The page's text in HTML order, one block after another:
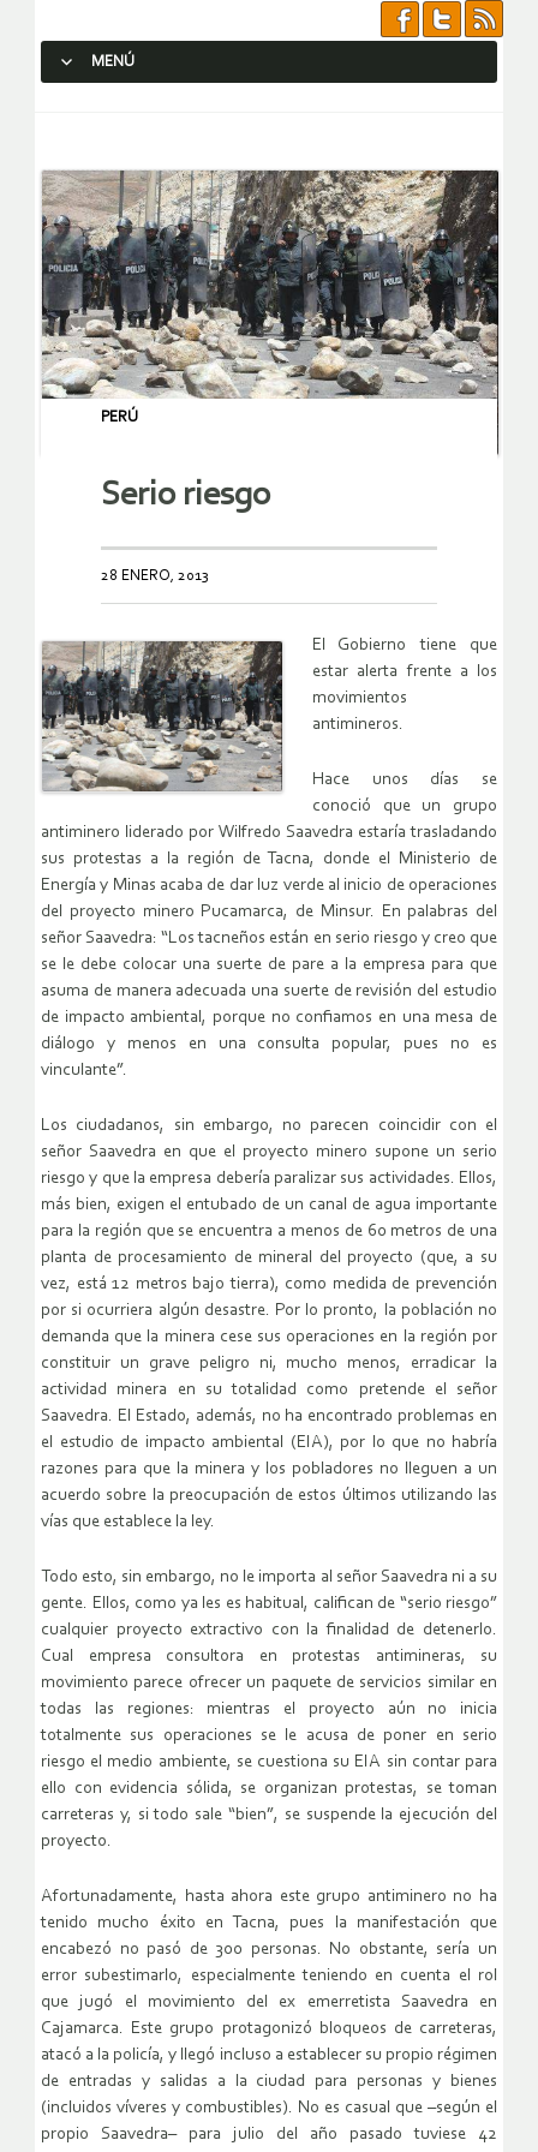
MENÚ
PERÚ
Serio riesgo
28 ENERO, 2013
El Gobierno tiene que
estar alerta frente a los
movimientos
antimineros.
Hace unos días se
conoció que un grupo
antiminero liderado por Wilfredo Saavedra estaría trasladando
sus protestas a la región de Tacna, donde el Ministerio de
Energía y Minas acaba de dar luz verde al inicio de operaciones
del proyecto minero Pucamarca, de Minsur. En palabras del
señor Saavedra: “Los tacneños están en serio riesgo y creo que
se le debe colocar una suerte de pare a la empresa para que
asuma de manera adecuada una suerte de revisión del estudio
de impacto ambiental, porque no confiamos en una mesa de
diálogo y menos en una consulta popular, pues no es
vinculante”.
Los ciudadanos, sin embargo, no parecen coincidir con el
señor Saavedra en que el proyecto minero supone un serio
riesgo y que la empresa debería paralizar sus actividades. Ellos,
más bien, exigen el entubado de un canal de agua importante
para la región que se encuentra a menos de 60 metros de una
planta de procesamiento de mineral del proyecto (que, a su
vez, está 12 metros bajo tierra), como medida de prevención
por si ocurriera algún desastre. Por lo pronto, la población no
demanda que la minera cese sus operaciones en la región por
constituir un grave peligro ni, mucho menos, erradicar la
actividad minera en su totalidad como pretende el señor
Saavedra. El Estado, además, no ha encontrado problemas en
el estudio de impacto ambiental (EIA), por lo que no habría
razones para que la minera y los pobladores no lleguen a un
acuerdo sobre la preocupación de estos últimos utilizando las
vías que establece la ley.
Todo esto, sin embargo, no le importa al señor Saavedra ni a su
gente. Ellos, como ya les es habitual, califican de “serio riesgo”
cualquier proyecto extractivo con la finalidad de detenerlo.
Cual empresa consultora en protestas antimineras, su
movimiento parece ofrecer un paquete de servicios similar en
todas las regiones: mientras el proyecto aún no inicia
totalmente sus operaciones se le acusa de poner en serio
riesgo el medio ambiente, se cuestiona su EIA sin contar para
ello con evidencia sólida, se organizan protestas, se toman
carreteras y, si todo sale “bien”, se suspende la ejecución del
proyecto.
Afortunadamente, hasta ahora este grupo antiminero no ha
tenido mucho éxito en Tacna, pues la manifestación que
encabezó no pasó de 300 personas. No obstante, sería un
error subestimarlo, especialmente teniendo en cuenta el rol
que jugó el movimiento del ex emerretista Saavedra en
Cajamarca. Este grupo protagonizó bloqueos de carreteras,
atacó a la policía, y llegó incluso a establecer su propio régimen
de entradas y salidas a la ciudad para personas y bienes
(incluidos víveres y combustibles). No es casual que –según el
propio Saavedra– para julio del año pasado tuviese 42